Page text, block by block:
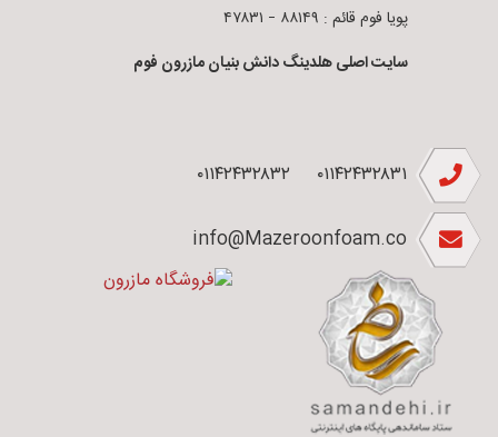
پویا فوم قائم : ۸۸۱۴۹ – ۴۷۸۳۱
سایت اصلی هلدینگ دانش بنیان مازرون فوم
۰۱۱۴۲۴۳۲۸۳۱ ۰۱۱۴۲۴۳۲۸۳۲
info@Mazeroonfoam.co